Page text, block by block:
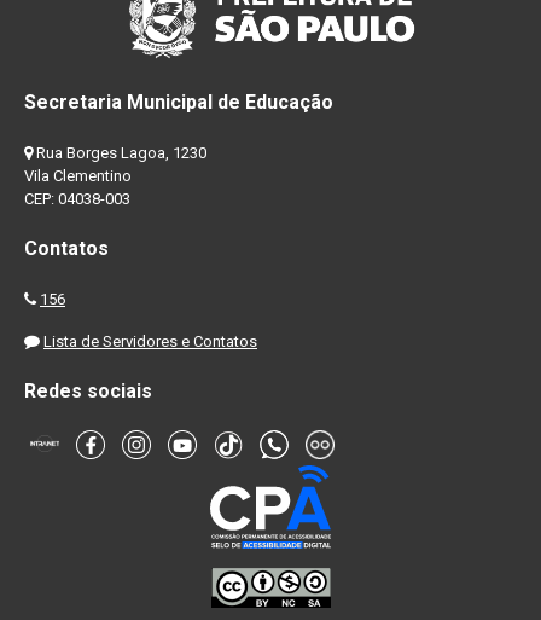
Secretaria Municipal de Educação
Rua Borges Lagoa, 1230
Vila Clementino
CEP: 04038-003
Contatos
156
Lista de Servidores e Contatos
Redes sociais